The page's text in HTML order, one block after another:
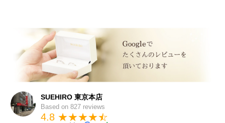
SUEHIRO 東京本店
Based on 827 reviews
4.8 ★★★★★
☆